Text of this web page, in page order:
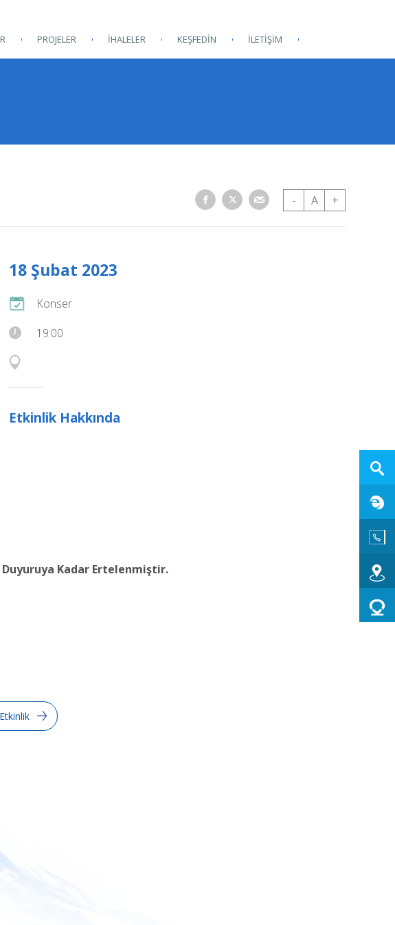
PROJELER İHALELER KEŞFEDİN İLETİŞİM
- A +
18 Şubat 2023
Konser
19:00
Etkinlik Hakkında
Kadar Ertelenmiştir.